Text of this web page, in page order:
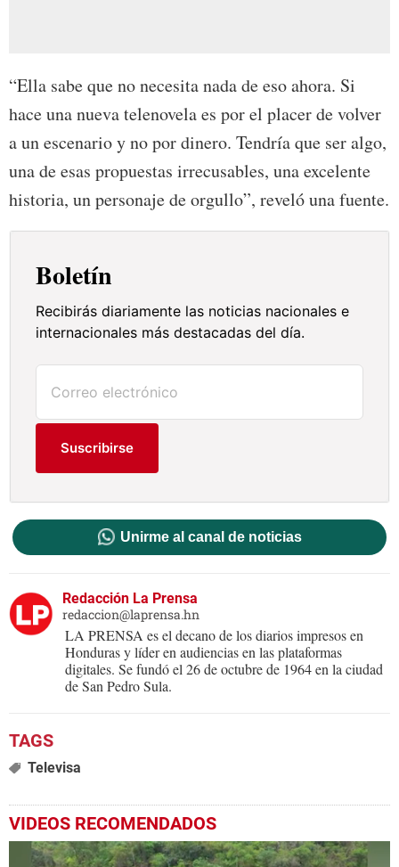
“Ella sabe que no necesita nada de eso ahora. Si
hace una nueva telenovela es por el placer de volver
a un escenario y no por dinero. Tendría que ser algo,
una de esas propuestas irrecusables, una excelente
historia, un personaje de orgullo”, reveló una fuente.
Boletín
Recibirás diariamente las noticias nacionales e
internacionales más destacadas del día.
Suscribirse
Unirme al canal de noticias
Redacción La Prensa
redaccion@laprensa.hn
LA PRENSA es el decano de los diarios impresos en
Honduras y líder en audiencias en las plataformas
digitales. Se fundó el 26 de octubre de 1964 en la ciudad
de San Pedro Sula.
Televisa
VIDEOS RECOMENDADOS